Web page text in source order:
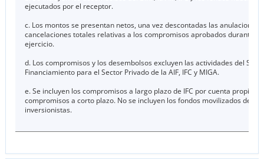
ejecutados por el receptor.
c. Los montos se presentan netos, una vez descontadas las anulaciones y
cancelaciones totales relativas a los compromisos aprobados durante el
ejercicio.
d. Los compromisos y los desembolsos excluyen las actividades del
Financiamiento para el Sector Privado de la AIF, IFC y MIGA.
e. Se incluyen los compromisos a largo plazo de IFC por cuenta propia y
compromisos a corto plazo. No se incluyen los fondos movilizados de
inversionistas.